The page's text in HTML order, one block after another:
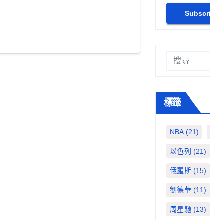
標籤
NBA(21)
以色列 (21)
俄羅斯 (15)
劉德華 (11)
周星馳 (13)